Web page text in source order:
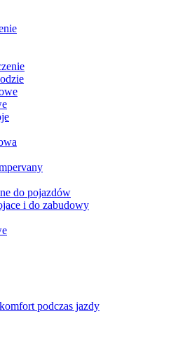
do pojazdów
i do zabudowy
podczas jazdy